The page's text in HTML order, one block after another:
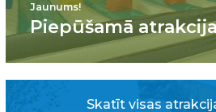
Jaunums!
Piepūšamā
Skatīt visas